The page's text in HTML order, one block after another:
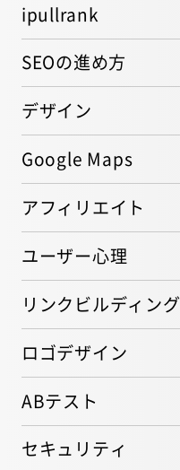
ipullrank
SEOの進め方
デザイン
Google Maps
アフィリエイト
ユーザー心理
リンクビルディング
ロゴデザイン
ABテスト
セキュリティ